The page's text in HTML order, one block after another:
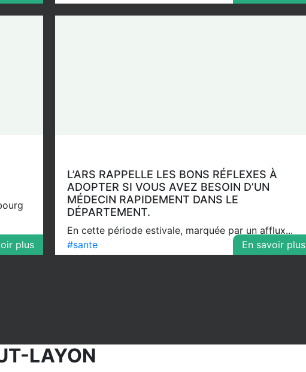
plus
L’ARS RAPPELLE LES BONS RÉFLEXES À
ADOPTER SI VOUS AVEZ BESOIN D’UN
MÉDECIN RAPIDEMENT DANS LE
DÉPARTEMENT.
En cette période estivale, marquée par un afflux...
#sante
En savoir plus
LAYON